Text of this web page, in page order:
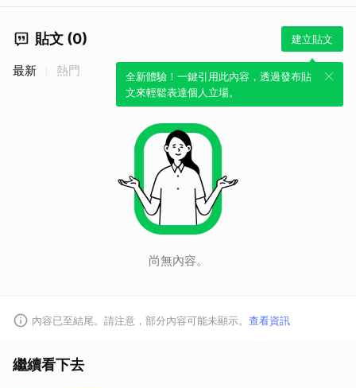
貼文 (0) 建立貼文
全新體驗！一鍵引用此內容，透過發布貼
文來輕鬆表達個人立場。
最新 熱門
尚無內容。
內容已至結尾。請注意，部分內容可能未顯示。 查看資訊
繼續看下去